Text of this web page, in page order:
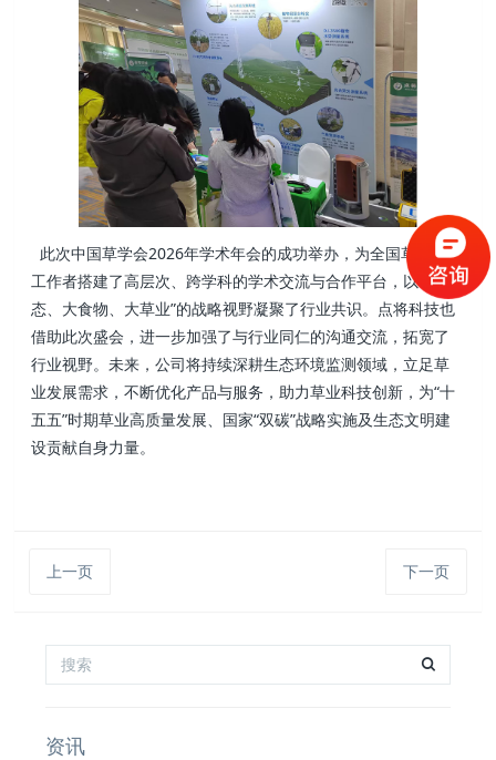
此次中国草学会2026年学术年会的成功举办，为全国草业科技
工作者搭建了高层次、跨学科的学术交流与合作平台，以“大生
态、大食物、大草业”的战略视野凝聚了行业共识。点将科技也
借助此次盛会，进一步加强了与行业同仁的沟通交流，拓宽了
行业视野。未来，公司将持续深耕生态环境监测领域，立足草
业发展需求，不断优化产品与服务，助力草业科技创新，为“十
五五”时期草业高质量发展、国家“双碳”战略实施及生态文明建
设贡献自身力量。
上一页 下一页
资讯